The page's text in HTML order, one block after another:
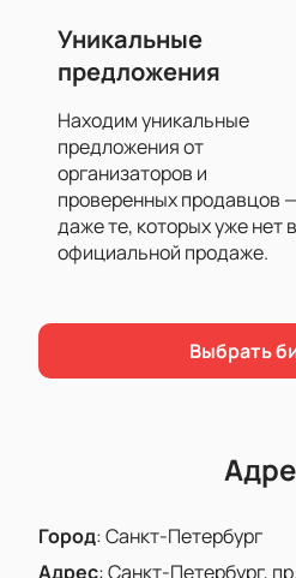
Уникальные
предложения
Находим уникальные
предложения от
организаторов и
проверенных продавцов
даже те, которых уже нет в
официальной продаже.
Выбрать
Город:Санкт-Петербург
Адрес:Санкт-Петербург,